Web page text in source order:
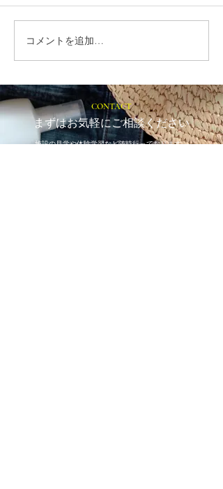
就労選択支援とは？B型利
用前に確認しておきたい
コメントを追加…
CONTACT
まずはお気軽にご相談ください
施設の見学や体験学習など随時行っております。